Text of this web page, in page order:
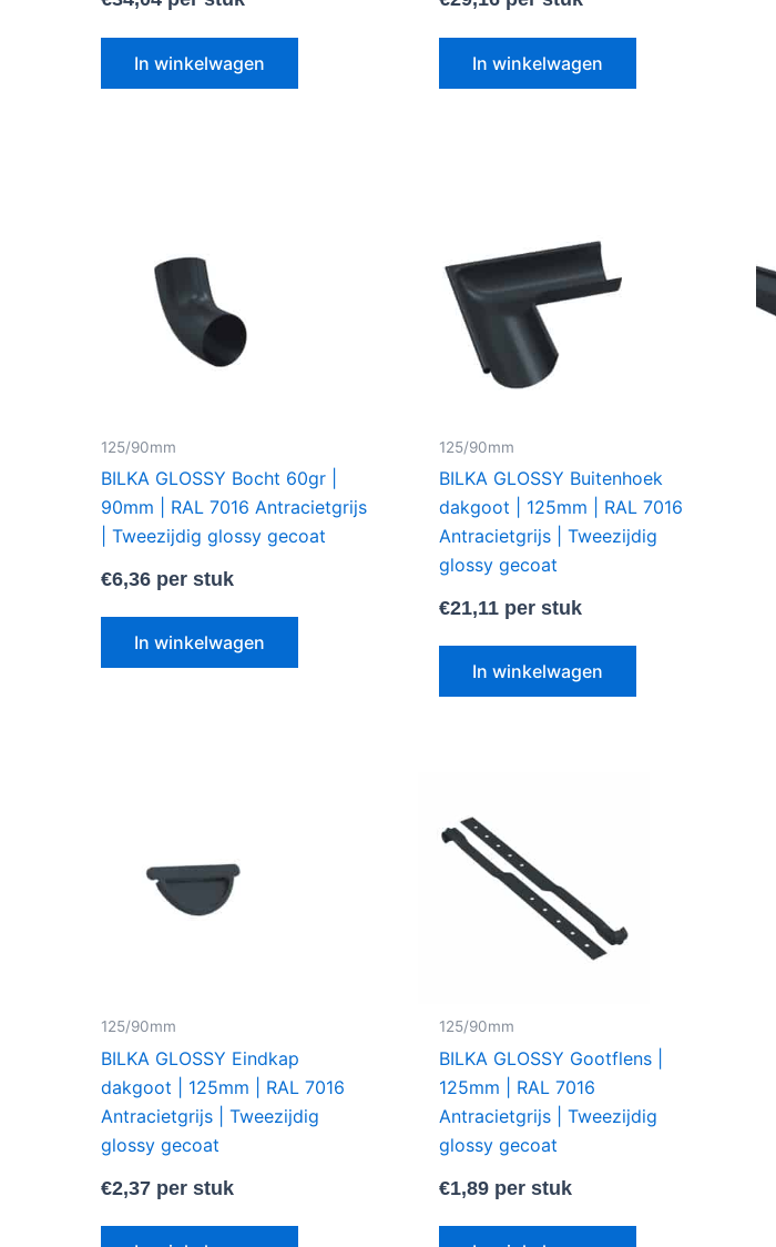
In winkelwagen In winkelwagen
125/90mm
BILKA GLOSSY Bocht 60gr |
90mm | RAL 7016 Antracietgrijs
| Tweezijdig glossy gecoat
€6,36 per stuk
In winkelwagen
125/90mm
BILKA GLOSSY Buitenhoek
dakgoot | 125mm | RAL 7016
Antracietgrijs | Tweezijdig
glossy gecoat
€21,11 per stuk
In winkelwagen
125/90mm
BILKA GLOSSY Eindkap
dakgoot | 125mm | RAL 7016
Antracietgrijs | Tweezijdig
glossy gecoat
€2,37 per stuk
125/90mm
BILKA GLOSSY Gootflens |
125mm | RAL 7016
Antracietgrijs | Tweezijdig
glossy gecoat
€1,89 per stuk